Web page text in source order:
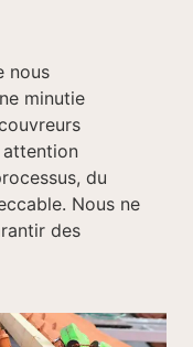
nous
minutie
attention
du
Nous ne
des